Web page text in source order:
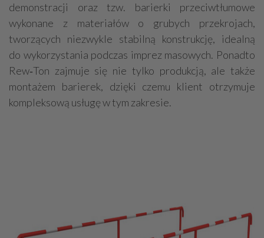
demonstracji oraz tzw. barierki przeciwtłumowe
wykonane z materiałów o grubych przekrojach,
tworzących niezwykle stabilną konstrukcję, idealną
do wykorzystania podczas imprez masowych. Ponadto
Rew‑Ton zajmuje się nie tylko produkcją, ale także
montażem barierek, dzięki czemu klient otrzymuje
kompleksową usługę w tym zakresie.